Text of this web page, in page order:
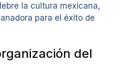
la cultura mexicana,
para el éxito de
del